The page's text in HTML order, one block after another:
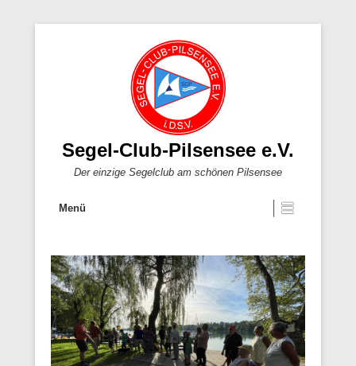
Segel-Club-Pilsensee e.V.
Der einzige Segelclub am schönen Pilsensee
Menü